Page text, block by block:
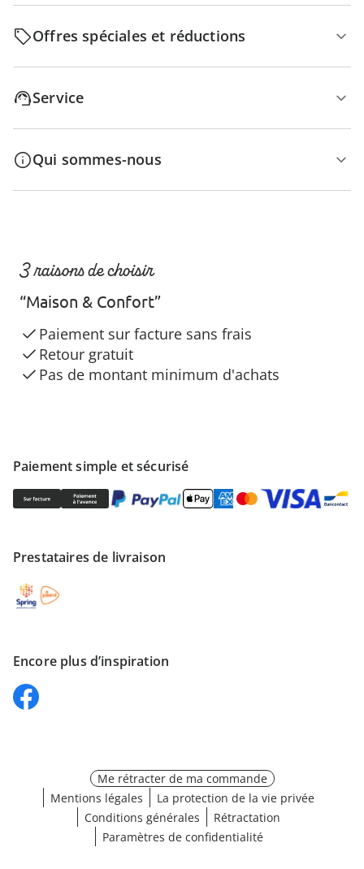
Offres spéciales et réductions
Service
Qui sommes-nous
Paiement simple et sécurisé
Prestataires de livraison
Encore plus d’inspiration
3 raisons de choisir
“Maison & Confort”
Paiement sur facture sans frais
Retour gratuit
Pas de montant minimum d'achats
Me rétracter de ma commande
Mentions légales
La protection de la vie privée
Conditions générales
Rétractation
Paramètres de confidentialité